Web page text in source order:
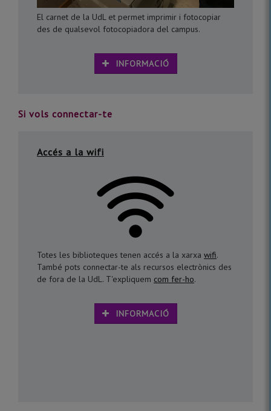
El carnet de la UdL et permet imprimir i fotocopiar
des de qualsevol fotocopiadora del campus.
INFORMACIÓ
Si vols connectar-te
Accés a la wifi
Totes les biblioteques tenen accés a la xarxa wifi.
També pots connectar-te als recursos electrònics des
de fora de la UdL. T'expliquem com fer-ho.
INFORMACIÓ